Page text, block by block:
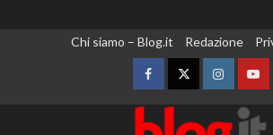
Chi siamo – Blog.it Redazione
FacebookTwitterInstagram